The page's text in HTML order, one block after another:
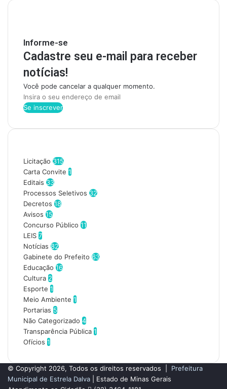
Informe-se
Cadastre seu e-mail para receber
notícias!
Você pode cancelar a qualquer momento.
I
n
i
o
s
e
u
e
n
d
e
r
e
ç
o
d
e
e
m
a
i
Licitação 315
Carta Convite 1
Editais 33
Processos Seletivos 32
Decretos 18
Avisos 15
Concurso Público 11
LEIS 7
Notícias 82
Gabinete do Prefeito 63
Educação 16
Cultura 2
Esporte 1
Meio Ambiente 1
Portarias 5
Não Categorizado 4
Transparência Pública 1
Ofícios 1
© Copyright 2026, Todos os direitos reservados | Prefeitura
Municipal de Estrela Dalva | Estado de Minas Gerais